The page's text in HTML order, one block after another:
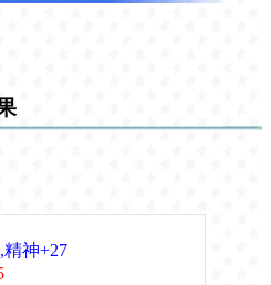
精神+27